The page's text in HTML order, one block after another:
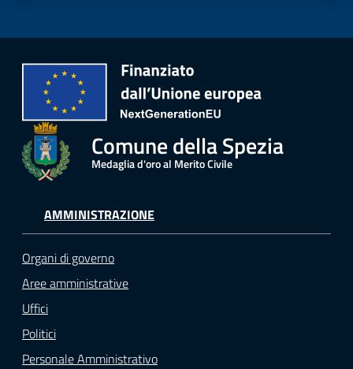
Comune della Spezia
Medaglia d'oro al Merito Civile
AMMINISTRAZIONE
Organi di governo
Aree amministrative
Uffici
Politici
Personale Amministrativo